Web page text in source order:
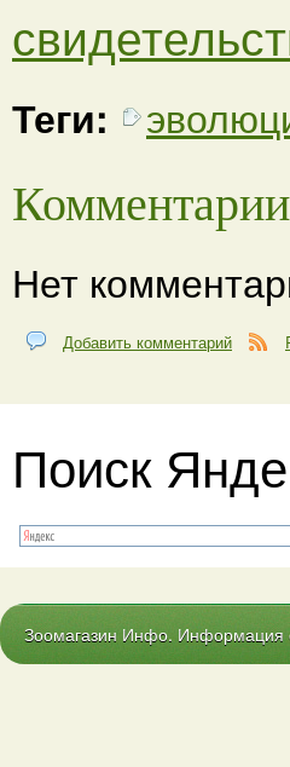
Теги:
Нет
Добавить комментарий
Поиск
Зоомагазин Инфо. Информация